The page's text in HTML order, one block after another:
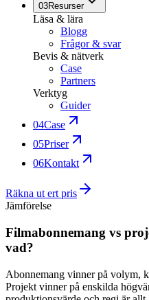
03Resurser
Läsa & lära
Blogg
Frågor & svar
Bevis & nätverk
Case
Partners
Verktyg
Guider
04Case
05Priser
06Kontakt
Räkna ut ert pris
Jämförelse
Filmabonnemang vs
vad?
Abonnemang vinner på volym,
Projekt vinner på enskilda